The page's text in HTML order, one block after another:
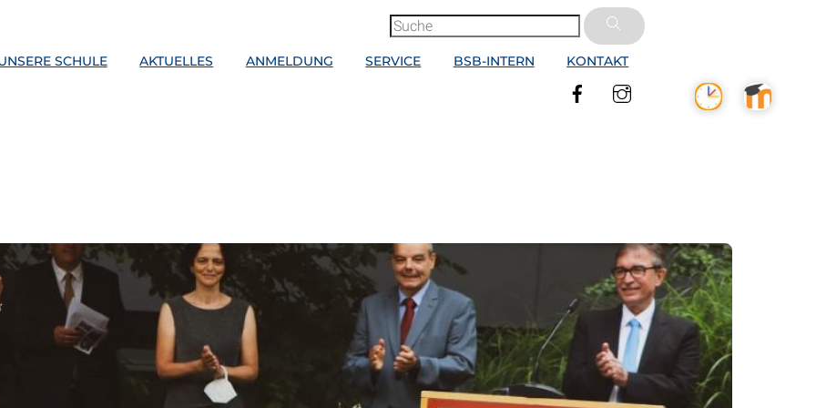
SCHULE AKTUELLES ANMELDUNG SERVICE BSB-INTERN KONTAKT
FacebookInstagram